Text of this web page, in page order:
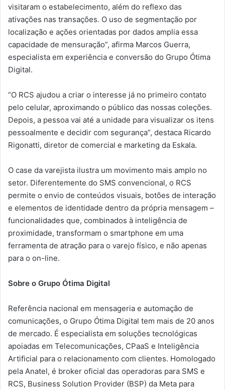
visitaram o estabelecimento, além do reflexo das
ativações nas transações. O uso de segmentação por
localização e ações orientadas por dados amplia essa
capacidade de mensuração”, afirma Marcos Guerra,
especialista em experiência e conversão do Grupo Ótima
Digital.
“O RCS ajudou a criar o interesse já no primeiro contato
pelo celular, aproximando o público das nossas coleções.
Depois, a pessoa vai até a unidade para visualizar os itens
pessoalmente e decidir com segurança”, destaca Ricardo
Rigonatti, diretor de comercial e marketing da Eskala.
O case da varejista ilustra um movimento mais amplo no
setor. Diferentemente do SMS convencional, o RCS
permite o envio de conteúdos visuais, botões de interação
e elementos de identidade dentro da própria mensagem –
funcionalidades que, combinados à inteligência de
proximidade, transformam o smartphone em uma
ferramenta de atração para o varejo físico, e não apenas
para o on-line.
Sobre o Grupo Ótima Digital
Referência nacional em mensageria e automação de
comunicações, o Grupo Ótima Digital tem mais de 20 anos
de mercado. É especialista em soluções tecnológicas
apoiadas em Telecomunicações, CPaaS e Inteligência
Artificial para o relacionamento com clientes. Homologado
pela Anatel, é broker oficial das operadoras para SMS e
RCS, Business Solution Provider (BSP) da Meta para